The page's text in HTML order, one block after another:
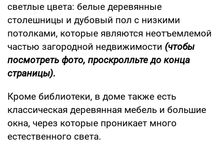
светлые цвета: белые деревянные
столешницы и дубовый пол с низкими
потолками, которые являются неотъемлемой
частью загородной недвижимости (чтобы
посмотреть фото, проскролльте до конца
страницы).
Кроме библиотеки, в доме также есть
классическая деревянная мебель и большие
окна, через которые проникает много
естественного света.